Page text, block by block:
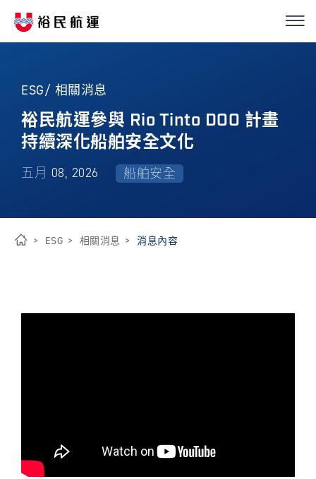
永續經營
投資人關係
ESG
ESG/ 相關消息
裕民航運參與 Rio Tinto DOO 計畫
持續深化船舶安全文化
五月 08, 2026 船舶安全
ESG 相關消息 消息內容